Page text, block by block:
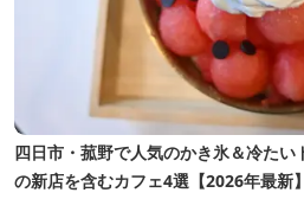
四日市・菰野で人気のかき氷＆冷た
の新店を含むカフェ4選【2026年最新】